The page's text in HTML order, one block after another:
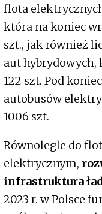
flota
która na koniec
szt., jak również
aut hybrydowych,
122 szt. Pod
autobusów
1006 szt.
Równolegle do
elektrycznym,
infrastruktura
2023 r. w Polsce